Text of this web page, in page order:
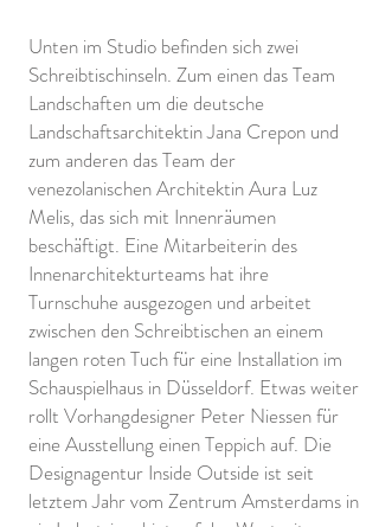
Unten im Studio befinden sich zwei
Schreibtischinseln. Zum einen das Team
Landschaften um die deutsche
Landschaftsarchitektin Jana Crepon und
zum anderen das Team der
venezolanischen Architektin Aura Luz
Melis, das sich mit Innenräumen
beschäftigt. Eine Mitarbeiterin des
Innenarchitekturteams hat ihre
Turnschuhe ausgezogen und arbeitet
zwischen den Schreibtischen an einem
langen roten Tuch für eine Installation im
Schauspielhaus in Düsseldorf. Etwas weiter
rollt Vorhangdesigner Peter Niessen für
eine Ausstellung einen Teppich auf. Die
Designagentur Inside Outside ist seit
letztem Jahr vom Zentrum Amsterdams in